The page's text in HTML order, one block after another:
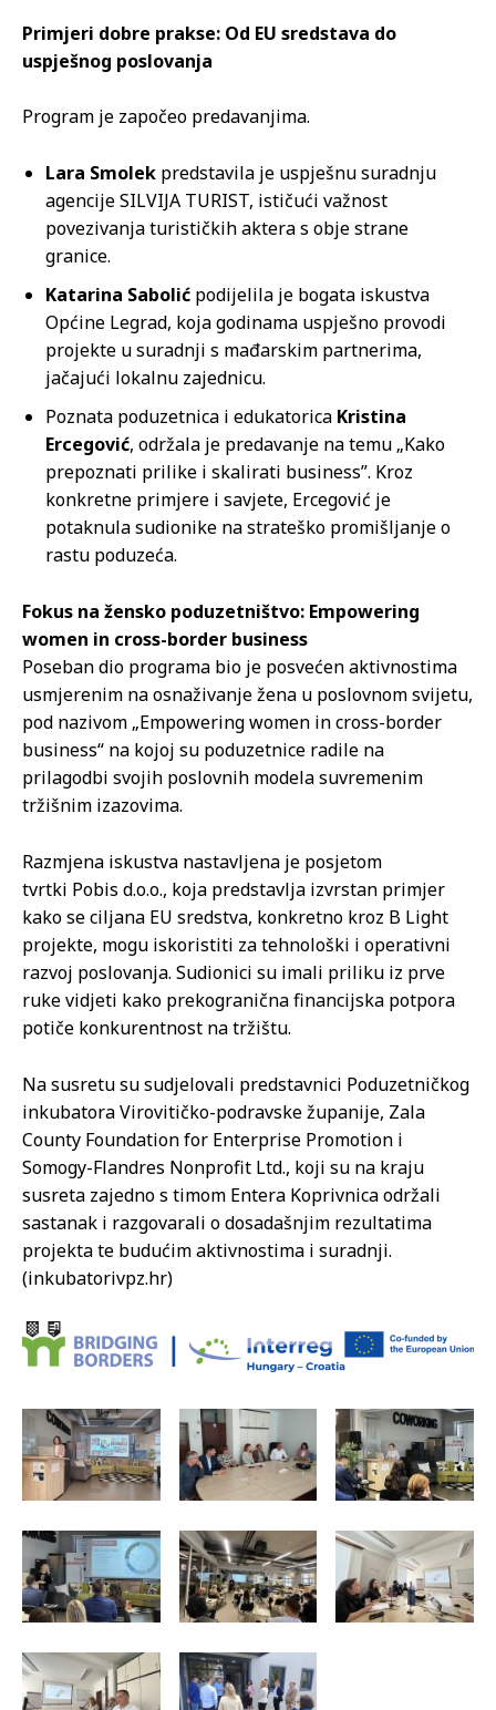
Primjeri dobre prakse: Od EU sredstava do
uspješnog poslovanja
Program je započeo predavanjima.
Lara Smolek predstavila je uspješnu suradnju
agencije SILVIJA TURIST, ističući važnost
povezivanja turističkih aktera s obje strane
granice.
Katarina Sabolić podijelila je bogata iskustva
Općine Legrad, koja godinama uspješno provodi
projekte u suradnji s mađarskim partnerima,
jačajući lokalnu zajednicu.
Poznata poduzetnica i edukatorica Kristina
Ercegović, održala je predavanje na temu „Kako
prepoznati prilike i skalirati business”. Kroz
konkretne primjere i savjete, Ercegović je
potaknula sudionike na strateško promišljanje o
rastu poduzeća.
Fokus na žensko poduzetništvo: Empowering
women in cross-border business
Poseban dio programa bio je posvećen aktivnostima
usmjerenim na osnaživanje žena u poslovnom svijetu,
pod nazivom „Empowering women in cross-border
business“ na kojoj su poduzetnice radile na
prilagodbi svojih poslovnih modela suvremenim
tržišnim izazovima.
Razmjena iskustva nastavljena je posjetom
tvrtki Pobis d.o.o., koja predstavlja izvrstan primjer
kako se ciljana EU sredstva, konkretno kroz B Light
projekte, mogu iskoristiti za tehnološki i operativni
razvoj poslovanja. Sudionici su imali priliku iz prve
ruke vidjeti kako prekogranična financijska potpora
potiče konkurentnost na tržištu.
Na susretu su sudjelovali predstavnici Poduzetničkog
inkubatora Virovitičko-podravske županije, Zala
County Foundation for Enterprise Promotion i
Somogy-Flandres Nonprofit Ltd., koji su na kraju
susreta zajedno s timom Entera Koprivnica održali
sastanak i razgovarali o dosadašnjim rezultatima
projekta te budućim aktivnostima i suradnji.
(inkubatorivpz.hr)